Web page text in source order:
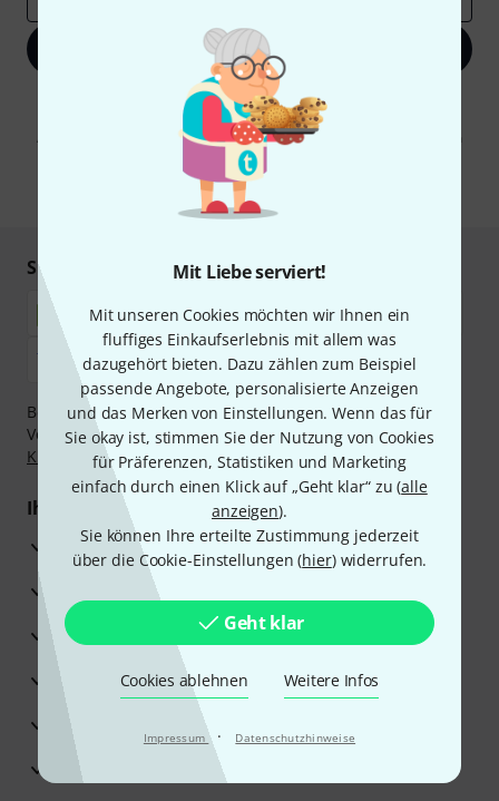
Mit Liebe serviert!
Mit unseren Cookies möchten wir Ihnen ein
fluffiges Einkaufserlebnis mit allem was
dazugehört bieten. Dazu zählen zum Beispiel
passende Angebote, personalisierte Anzeigen
und das Merken von Einstellungen. Wenn das für
Sie okay ist, stimmen Sie der Nutzung von Cookies
für Präferenzen, Statistiken und Marketing
einfach durch einen Klick auf „Geht klar“ zu (alle
anzeigen).
Sie können Ihre erteilte Zustimmung jederzeit
über die Cookie-Einstellungen (hier) widerrufen.
Geht klar
Cookies ablehnen Weitere Infos
Impressum · Datenschutzhinweise
Jetzt anmelden
Mit Klick auf „Jetzt anmelden“ stimmen Sie dem Erhalt von E-Mail-
Werbung und einer Messung des E-Mail-Nutzungsverhaltens zu. Die
Abmeldung ist jederzeit möglich. Weitere Informationen finden Sie in
Datenschutzhinweisen
* Pflichtfeld
Sicher einkaufen & bezahlen
Bezahlen Sie vertraulich und sicher per Nachnahme,
Vorkasse, PayPal, Amazon Pay,Klarna Sofort bezahlen,
Klarna Ratenzahlungoder Kreditkarte.
Ihre Vorteile
3 Jahre Thomann Garantie
30 Tage Money-Back-Garantie
Reparaturservice
Beratung durch Fachexperten
Zufriedenheitsgarantie
Europas größtes Versandlager